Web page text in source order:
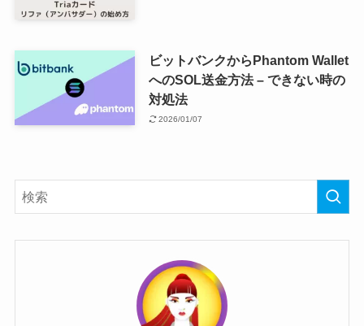
ビットバンクからPhantom Wallet
へのSOL送金方法 – できない時の
対処法
2026/01/07